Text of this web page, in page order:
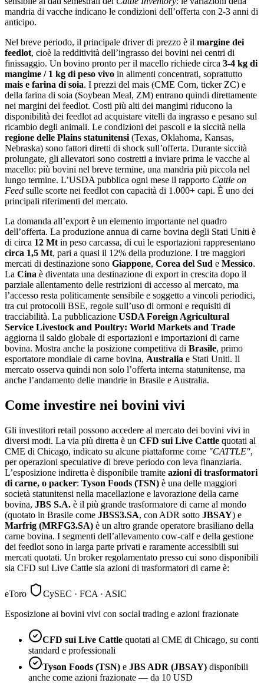
mandria di vacche indicano le condizioni dell’offerta con 2-3 anni di
anticipo.
Nel breve periodo, il principale driver di prezzo è il margine dei
feedlot, cioè la redditività dell’ingrasso dei bovini nei centri di
finissaggio. Un bovino pronto per il macello richiede circa 3-4 kg di
mangime / 1 kg di peso vivo in alimenti concentrati, soprattutto
mais e farina di soia. I prezzi del mais (CME Corn, ticker ZC) e
della farina di soia (Soybean Meal, ZM) entrano quindi direttamente
nei margini dei feedlot. Costi più alti dei mangimi riducono la
disponibilità dei feedlot ad acquistare vitelli da ingrasso e pesano sul
ricambio degli animali. Le condizioni dei pascoli e la siccità nella
regione delle Plains statunitensi (Texas, Oklahoma, Kansas,
Nebraska) sono fattori diretti di shock sull’offerta. Durante siccità
prolungate, gli allevatori sono costretti a inviare prima le vacche al
macello: più bovini nel breve termine, una mandria più piccola nel
lungo termine. L’USDA pubblica ogni mese il rapporto Cattle on
Feed sulle scorte nei feedlot con capacità di 1.000+ capi. È uno dei
principali riferimenti del mercato.
La domanda all’export è un elemento importante nel quadro
dell’offerta. La produzione annua di carne bovina degli Stati Uniti è
di circa 12 Mt in peso carcassa, di cui le esportazioni rappresentano
circa 1,5 Mt, pari a quasi il 12% della produzione. I tre maggiori
mercati di destinazione sono Giappone, Corea del Sud e Messico.
La Cina è diventata una destinazione di export in crescita dopo il
parziale allentamento delle restrizioni di accesso al mercato, ma
l’accesso resta politicamente sensibile e soggetto a vincoli periodici,
tra cui protocolli BSE, regole sull’uso di ormoni e requisiti di
tracciabilità. La pubblicazione USDA Foreign Agricultural
Service Livestock and Poultry: World Markets and Trade
aggiorna il saldo globale di esportazioni e importazioni di carne
bovina. Mostra anche la posizione competitiva di Brasile, primo
esportatore mondiale di carne bovina, Australia e Stati Uniti. Il
mercato osserva quindi non solo l’offerta interna statunitense, ma
anche l’andamento delle mandrie in Brasile e Australia.
Come investire nei bovini vivi
Gli investitori retail possono accedere al mercato dei bovini vivi in
diversi modi. La via più diretta è un CFD sui Live Cattle quotati al
CME di Chicago, indicato su alcune piattaforme come "CATTLE",
per operazioni speculative di breve periodo con leva finanziaria.
L’esposizione indiretta è disponibile tramite azioni di trasformatori
di carne, o packer: Tyson Foods (TSN) è una delle maggiori
società statunitensi nella macellazione e lavorazione della carne
bovina, JBS S.A. è il più grande trasformatore di carne al mondo
(quotato in Brasile come JBSS3.SA, con ADR sotto JBSAY) e
Marfrig (MRFG3.SA) è un altro grande operatore brasiliano della
carne bovina. I segmenti dell’allevamento cow-calf e della gestione
dei feedlot sono in larga parte privati e raramente accessibili sui
mercati quotati. Un broker regolamentato presso cui sono disponibili
sia CFD sui Live Cattle sia azioni di trasformatori di carne è:
eToro
CySEC · FCA · ASIC
Esposizione ai bovini vivi con social trading e azioni frazionate
CFD sui Live Cattle quotati al CME di Chicago, su conti
standard e professionali
Tyson Foods (TSN) e JBS ADR (JBSAY) disponibili
anche come azioni frazionate — da 10 USD